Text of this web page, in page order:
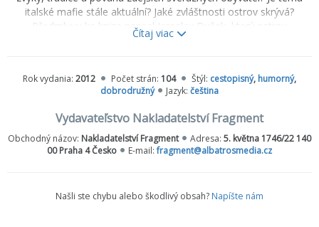
italské mafie stále aktuální? Jaké zvláštnosti ostrov skrývá?
Předmluvu ke knize napsal Jaroslav Dušek, který ostrov
navštěvuje pravidelně každý rok a je tedy důstojným průvodcem
Čítaj viac
Rok vydania: 2012 Počet strán: 104 Štýl: cestopisný, humorný,
dobrodružný
Jazyk: čeština
Vydavateľstvo Nakladatelství Fragment
Obchodný názov: Nakladatelství Fragment Adresa: 5. května 1746/22 140
00 Praha 4 Česko
E-mail:fragment@albatrosmedia.cz
Našli ste chybu alebo škodlivý obsah? Napíšte nám